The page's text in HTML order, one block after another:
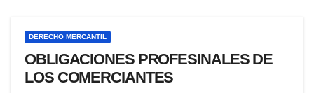
DERECHO MERCANTIL
OBLIGACIONES PROFESINALES DE
LOS COMERCIANTES